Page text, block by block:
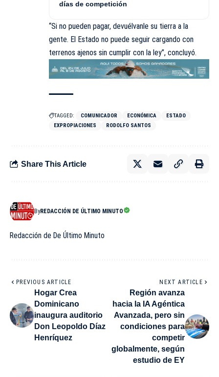
días de competición
“Si no pueden pagar, devuélvanle su tierra a la
gente. El Estado no puede seguir cargando con
terrenos ajenos sin cumplir con la ley”, concluyó.
TAGGED: COMUNICADOR ECONÓMICA
ESTADO
EXPROPIACIONES
RODOLFO SANTOS
Share This Article
ByREDACCIÓN DE ÚLTIMO MINUTO
Redacción de De Último Minuto
PREVIOUS ARTICLE
Hogar Crea
Dominicano
inaugura auditorio
Don Leopoldo Díaz
Henríquez
NEXT ARTICLE
Región avanza
hacia la IA Agéntica
Avanzada, pero sin
condiciones para
competir
globalmente, según
estudio de EY